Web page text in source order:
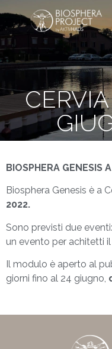
BIOSPHERA GENESIS
Biosphera Genesis è a
2022.
Sono previsti due
un evento per achitetti
Il modulo è aperto al
giorni fino al 24 giugno,